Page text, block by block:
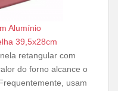
Alumínio
39,5x28cm
retangular com
do forno alcance o
usam